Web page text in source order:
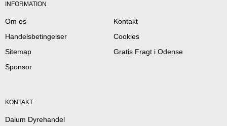
INFORMATION
Om os
Kontakt
Handelsbetingelser
Cookies
Sitemap
Gratis Fragt i Odense
Sponsor
KONTAKT
Dalum Dyrehandel